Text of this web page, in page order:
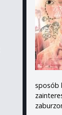
sposób